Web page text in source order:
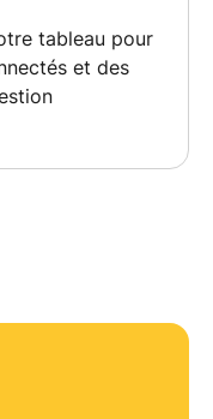
tableau pour
et des